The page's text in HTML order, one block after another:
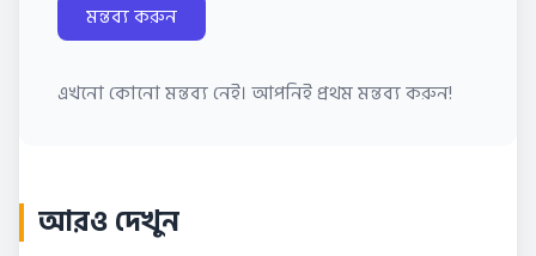
মন্তব্য করুন
এখনো কোনো মন্তব্য নেই। আপনিই প্রথম মন্তব্য করুন!
আরও দেখুন